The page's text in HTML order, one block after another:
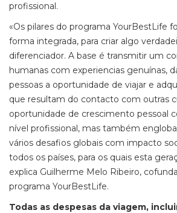
profissional.
«Os pilares do programa YourBestLife
forma integrada, para criar algo
diferenciador. A base é transmitir um
humanas com experiencias genuínas,
pessoas a oportunidade de viajar e
que resultam do contacto com outras
oportunidade de crescimento pessoal
nível profissional, mas também
vários desafios globais com impacto
todos os países, para os quais esta
explica Guilherme Melo Ribeiro,
programa YourBestLife.
Todas as despesas da viagem,